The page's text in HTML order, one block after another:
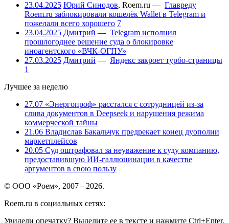
23.04.2025 Юрий Синодов, Roem.ru — Главреду
Roem.ru заблокировали кошелёк Wallet в Telegram и
пожелали всего хорошего 7
23.04.2025 Дмитрий — Telegram исполнил
прошлогоднее решение суда о блокировке
иноагентского «ВЧК-ОГПУ»
27.03.2025 Дмитрий — Яндекс закроет турбо-страницы
1
Лучшее за неделю
27.07 «Энергопроф» расстался с сотрудницей из-за
слива документов в Deepseek и нарушения режима
коммерческой тайны
21.06 Владислав Бакальчук предрекает конец дуополии
маркетплейсов
20.05 Суд оштрафовал за неуважение к суду компанию,
предоставившую ИИ-галлюцинации в качестве
аргументов в свою пользу
© ООО «Роем», 2007 – 2026.
Roem.ru в социальных сетях:
Увидели опечатку? Выделите ее в тексте и нажмите Ctrl+Enter.